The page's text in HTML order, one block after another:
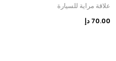
علاقة مراية للسيارة
70.00 دإ